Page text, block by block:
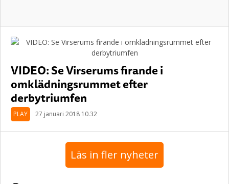
VIDEO: Se Virserums firande i
omklädningsrummet efter
derbytriumfen
PLAY 27 januari 2018 10.32
Läs in fler nyheter